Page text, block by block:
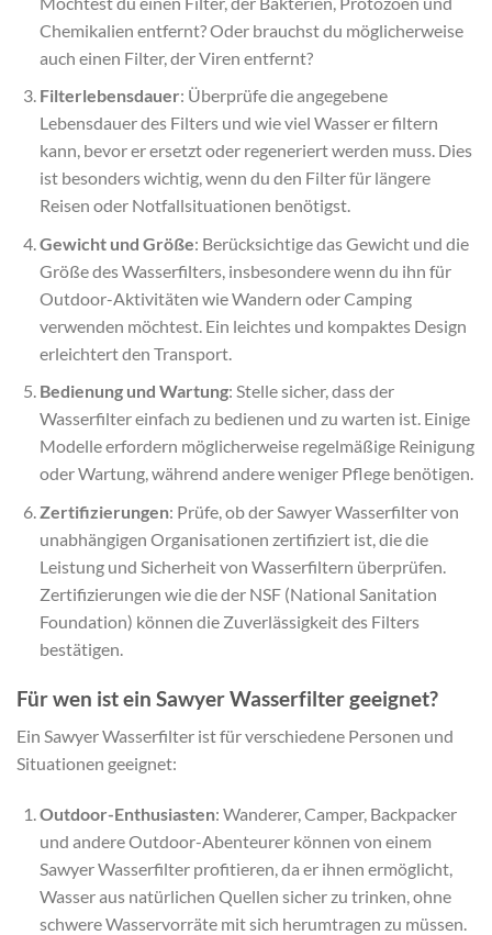
Chemikalien entfernt? Oder brauchst du möglicherweise
auch einen Filter, der Viren entfernt?
Filterlebensdauer: Überprüfe die angegebene
Lebensdauer des Filters und wie viel Wasser er filtern
kann, bevor er ersetzt oder regeneriert werden muss. Dies
ist besonders wichtig, wenn du den Filter für längere
Reisen oder Notfallsituationen benötigst.
Gewicht und Größe: Berücksichtige das Gewicht und die
Größe des Wasserfilters, insbesondere wenn du ihn für
Outdoor-Aktivitäten wie Wandern oder Camping
verwenden möchtest. Ein leichtes und kompaktes Design
erleichtert den Transport.
Bedienung und Wartung: Stelle sicher, dass der
Wasserfilter einfach zu bedienen und zu warten ist. Einige
Modelle erfordern möglicherweise regelmäßige Reinigung
oder Wartung, während andere weniger Pflege benötigen.
Zertifizierungen: Prüfe, ob der Sawyer Wasserfilter von
unabhängigen Organisationen zertifiziert ist, die die
Leistung und Sicherheit von Wasserfiltern überprüfen.
Zertifizierungen wie die der NSF (National Sanitation
Foundation) können die Zuverlässigkeit des Filters
bestätigen.
Für wen ist ein Sawyer Wasserfilter geeignet?
Ein Sawyer Wasserfilter ist für verschiedene Personen und
Situationen geeignet:
Outdoor-Enthusiasten: Wanderer, Camper, Backpacker
und andere Outdoor-Abenteurer können von einem
Sawyer Wasserfilter profitieren, da er ihnen ermöglicht,
Wasser aus natürlichen Quellen sicher zu trinken, ohne
schwere Wasservorräte mit sich herumtragen zu müssen.